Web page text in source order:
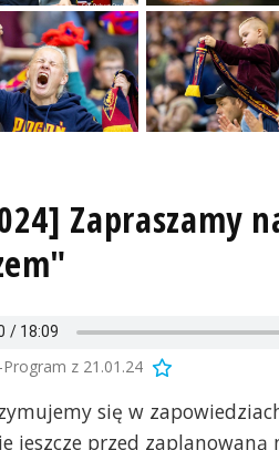
Zapraszamy
Program z 21.01.24
się w
jeszcze przed